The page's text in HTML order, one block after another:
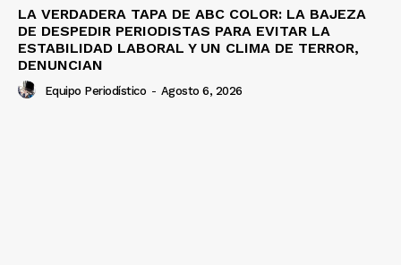
LA VERDADERA TAPA DE ABC COLOR: LA BAJEZA
DE DESPEDIR PERIODISTAS PARA EVITAR LA
ESTABILIDAD LABORAL Y UN CLIMA DE TERROR,
DENUNCIAN
Equipo Periodístico - Agosto 6, 2026